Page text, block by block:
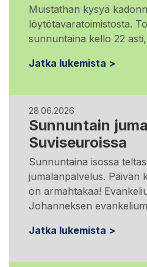
Muistathan kysyä
löytötavaratoimistosta.
sunnuntaina kello 22
Jatka lukemista >
28.06.2026
Sunnuntain
Suviseuroissa
Sunnuntaina isossa
jumalanpalvelus. Päivän
on armahtakaa!
Johanneksen
Jatka lukemista >